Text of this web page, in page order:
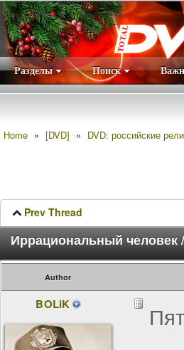
Разделы Поиск
Home » [DVD] » DVD: российские
Prev Thread
Иррациональный
Author
BOLiK